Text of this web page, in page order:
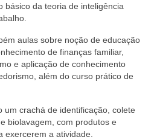
básico da teoria de inteligência
aulas sobre noção de educação
de finanças familiar,
e aplicação de conhecimento
além do curso prático de
um crachá de identificação, colete
biolavagem, com produtos e
exercerem a atividade.